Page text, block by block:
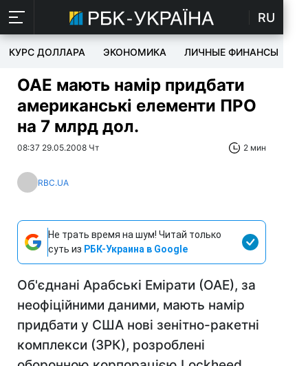
RU
КУРС ДОЛЛАРА ЭКОНОМИКА ЛИЧНЫЕ ФИНАНСЫ
ОАЕ мають намір придбати
американські елементи ПРО
на 7 млрд дол.
08:37 29.05.2008 Чт 2 мин
RBC.UA
Не трать время на шум! Читай только
суть из РБК-Украина в Google
Об'єднані Арабські Емірати (ОАЕ), за
неофіційними даними, мають намір
придбати у США нові зенітно-ракетні
комплекси (ЗРК), розроблені